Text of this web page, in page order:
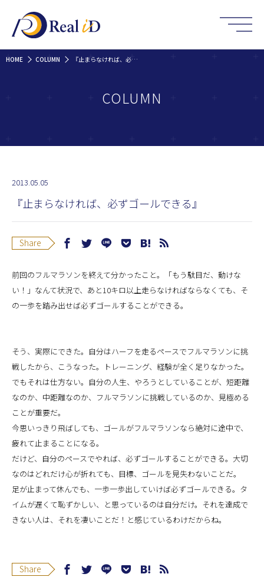
HOME COLUMN 『止まらなければ、必ずゴールできる』
COLUMN
2013.05.05
『止まらなければ、必ずゴールできる』
Share
前回のフルマラソンを終えて分かったこと。「もう駄目だ、動けな
い！」なんて状況で、あと10キロ以上走らなければならなくても、そ
の一歩を踏み出せば必ずゴールすることができる。
そう、実際にできた。自分はハーフを走るペースでフルマラソンに挑
戦したから、こうなった。トレーニング、経験が全く足りなかった。
でもそれは仕方ない。自分の人生、やろうとしていることが、短距離
なのか、中距離なのか、フルマラソンに挑戦しているのか、見極める
ことが重要だ。
今思いっきり飛ばしても、ゴールがフルマラソンなら絶対に途中で、
疲れて止まることになる。
だけど、自分のペースでやれば、必ずゴールすることができる。大切
なのはどれだけ心が折れても、目標、ゴールを見失わないことだ。
足が止まって休んでも、一歩一歩出していけば必ずゴールできる。タ
イムが遅くて恥ずかしい、と思っているのは自分だけ。それを達成で
きない人は、それを凄いことだ！と感じているわけだからね。
Share